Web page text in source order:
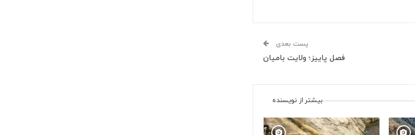
پست بعدی
فصل پاییز؛ ولایت بامیان
بیشتر از نویسنده